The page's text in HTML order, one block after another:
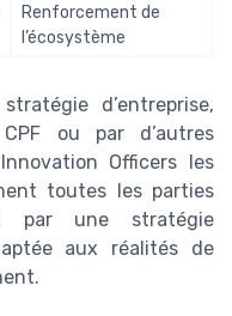
Renforcement de
l’écosystème
d’entreprise,
ou par d’autres
Officers les
toutes les parties
par une stratégie
aux réalités de